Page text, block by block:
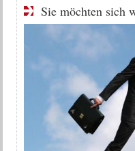
Sie möchten sich